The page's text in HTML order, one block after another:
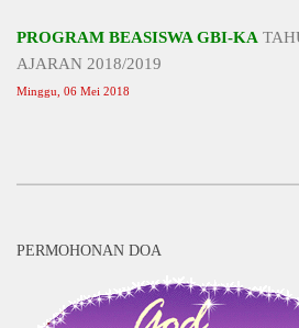
PROGRAM BEASISWA GBI-KA
AJARAN 2018/2019
Minggu, 06 Mei 2018
PERMOHONAN DOA